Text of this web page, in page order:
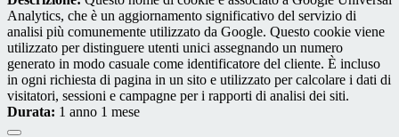
Analytics, che è un aggiornamento significativo del servizio di
analisi più comunemente utilizzato da Google. Questo cookie viene
utilizzato per distinguere utenti unici assegnando un numero
generato in modo casuale come identificatore del cliente. È incluso
in ogni richiesta di pagina in un sito e utilizzato per calcolare i dati di
visitatori, sessioni e campagne per i rapporti di analisi dei siti.
Durata: 1 anno 1 mese